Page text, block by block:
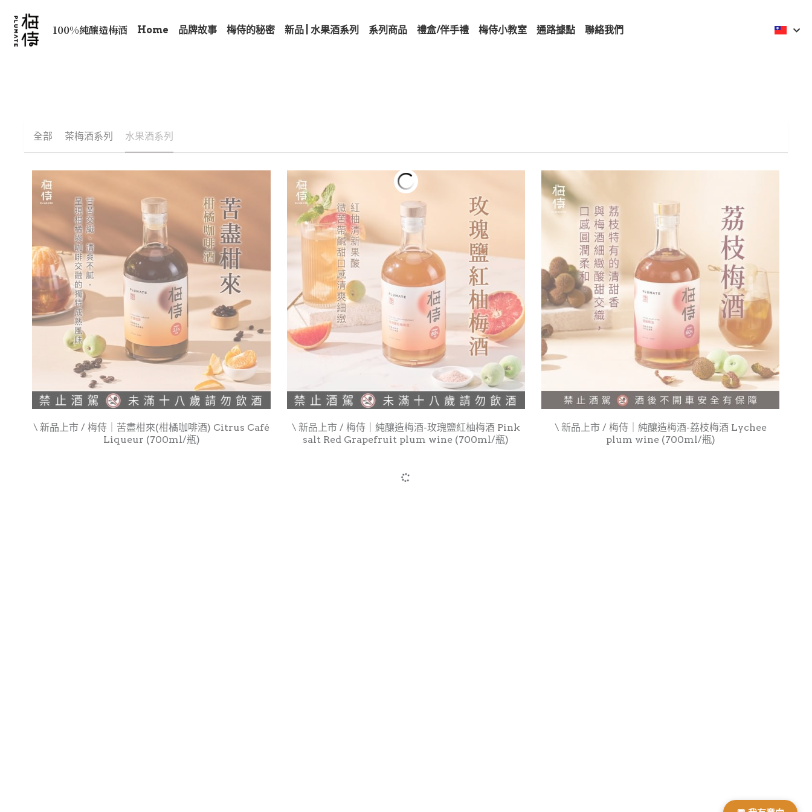
100%純釀造梅酒 Home 品牌故事 梅侍的秘密 新品 | 水果酒系列 系列商品 禮盒/伴手禮 梅侍小教室 通路據點 聯絡我們
全部 茶梅酒系列 水果酒系列
\ 新品上市 / 梅侍｜苦盡柑來(柑橘咖啡酒) Citrus Café
Liqueur (700ml/瓶)
\ 新品上市 / 梅侍｜純釀造梅酒-玫瑰鹽紅柚梅酒 Pink
salt Red Grapefruit plum wine (700ml/瓶)
\ 新品上市 / 梅侍｜純釀造梅酒-荔枝梅酒 Lychee
plum wine (700ml/瓶)